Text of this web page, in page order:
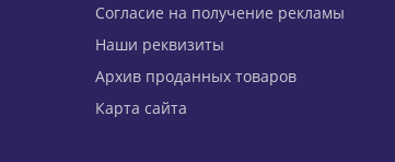
Согласие на получение рекламы
Наши реквизиты
Архив проданных товаров
Карта сайта